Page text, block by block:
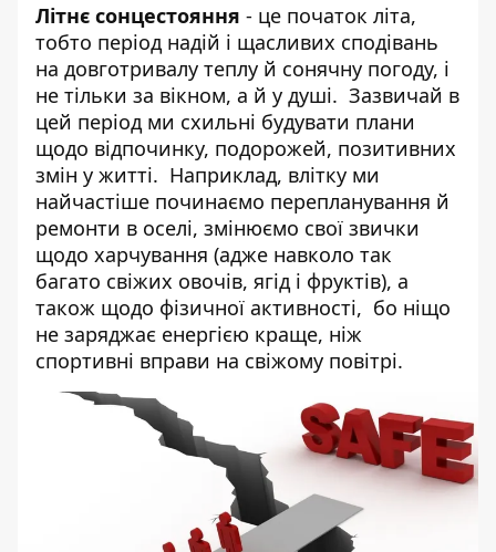
Літнє сонцестояння - це початок літа,
тобто період надій і щасливих сподівань
на довготривалу теплу й сонячну погоду, і
не тільки за вікном, а й у душі. Зазвичай в
цей період ми схильні будувати плани
щодо відпочинку, подорожей, позитивних
змін у житті. Наприклад, влітку ми
найчастіше починаємо перепланування й
ремонти в оселі, змінюємо свої звички
щодо харчування (адже навколо так
багато свіжих овочів, ягід і фруктів), а
також щодо фізичної активності, бо ніщо
не заряджає енергією краще, ніж
спортивні вправи на свіжому повітрі.